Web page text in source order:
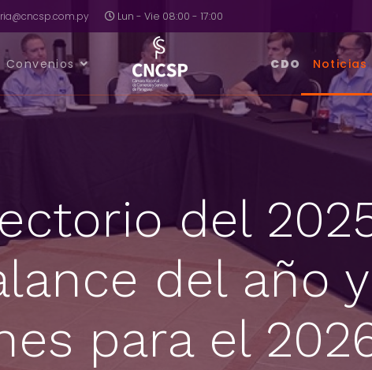
Lun - Vie 08:00 - 17:00
Convenios CDO Noticias
del
del año y
para el